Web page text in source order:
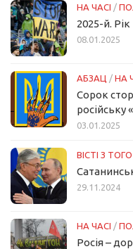
НА ЧАСІ /
2025-й.
08.01.2025
АБЗАЦ / НА
Сорок
російську
03.01.2025
ВІСТІ З
29.11.2024
НА ЧАСІ /
Росія –